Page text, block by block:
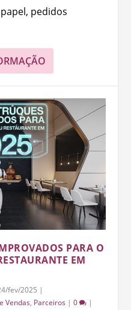
pedidos
PARA O
EM
fev/2025 |
Vendas, Parceiros |0 |